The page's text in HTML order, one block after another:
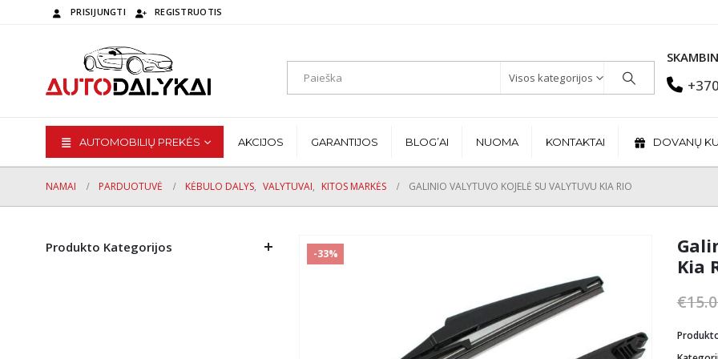
PRISIJUNGTI REGISTRUOTIS
Visos kategorijos
AUTOMOBILIŲ PREKĖS AKCIJOS GARANTIJOS BLOG’AI NUOMA KONTAKTAI DOVANŲ
NAMAI PARDUOTUVĖ KĖBULO DALYS, VALYTUVAI, KITOS MARKĖS GALINIO VALYTUVO KOJELĖ SU VALYTUVU KIA RIO
-33%
Kia
€
Produkto Kategorijos